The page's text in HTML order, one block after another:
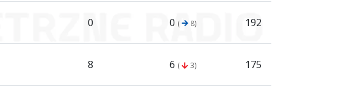
0 0 ( 8) 192
8 6 ( 3) 175